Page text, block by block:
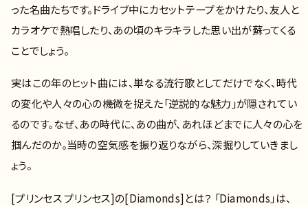
った名曲たちです。ドライブ中にカセットテープをかけたり、友人と
カラオケで熱唱したり、あの頃のキラキラした思い出が蘇ってくる
ことでしょう。
実はこの年のヒット曲には、単なる流行歌としてだけでなく、時代
の変化や人々の心の機微を捉えた「逆説的な魅力」が隠されてい
るのです。なぜ、あの時代に、あの曲が、あれほどまでに人々の心を
掴んだのか。当時の空気感を振り返りながら、深掘りしていきまし
ょう。
[プリンセス プリンセス]の[Diamonds]とは？ 「Diamonds」は、